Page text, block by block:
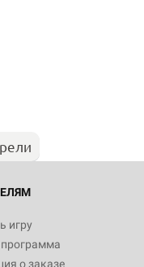
игру
о заказе